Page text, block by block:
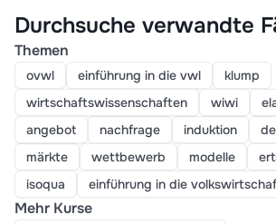
Durchsuche verwandte
Themen
ovwl einführung in die vwl
klump
wirtschaftswissenschaften
wiwi
angebot
nachfrage induktion
märkte
wettbewerb modelle
isoqua
einführung in die
Mehr Kurse